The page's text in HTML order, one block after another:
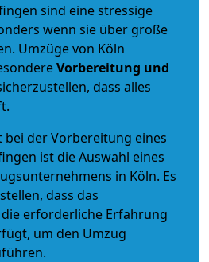
sind eine stressige
wenn sie über große
Umzüge von Köln
Vorbereitung und
dass alles
bei der Vorbereitung eines
ist die Auswahl eines
in Köln. Es
dass das
erforderliche Erfahrung
um den Umzug